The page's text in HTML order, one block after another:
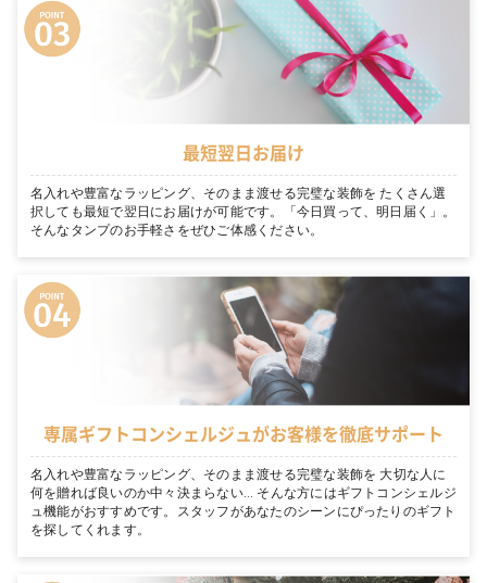
最短翌日お届け
名入れや豊富なラッピング、そのまま渡せる完璧な装飾を たくさん選
択しても最短で翌日にお届けが可能です。「今日買って、明日届く」。
そんなタンプのお手軽さをぜひご体感ください。
専属ギフトコンシェルジュがお客様を徹底サポート
名入れや豊富なラッピング、そのまま渡せる完璧な装飾を 大切な人に
何を贈れば良いのか中々決まらない… そんな方にはギフトコンシェルジ
ュ機能がおすすめです。スタッフがあなたのシーンにぴったりのギフト
を探してくれます。